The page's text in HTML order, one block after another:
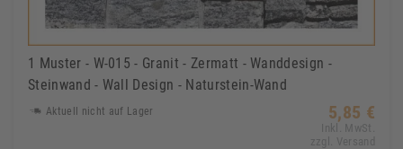
1 Muster - W-015 - Granit - Zermatt - Wanddesign -
Steinwand - Wall Design - Naturstein-Wand
Aktuell nicht auf Lager 5,85 €
Inkl. MwSt.
zzgl. Versand